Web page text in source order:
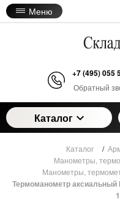
Меню
+7 (495) 055
Обратный
Каталог
Каталог /
Манометры,
Манометры,
Термоманометр